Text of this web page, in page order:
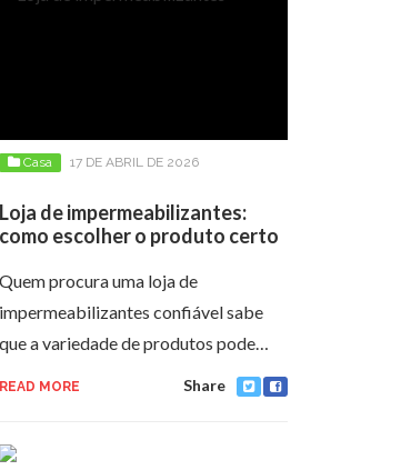
Casa 17 DE ABRIL DE 2026
Loja de impermeabilizantes:
como escolher o produto certo
Quem procura uma loja de
impermeabilizantes confiável sabe
que a variedade de produtos pode…
READ MORE Share